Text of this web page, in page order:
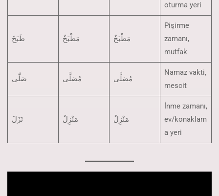
oturma yeri
طَبَخَ مَطْبَخٌ مَطْبَخٌ
Pişirme
zamanı,
mutfak
صَلَّى مُصَلًّى مُصَلًّى
Namaz vakti,
mescit
نَزَلَ مَنْزِلٌ مَنْزِلٌ
İnme zamanı,
ev/konaklam
a yeri